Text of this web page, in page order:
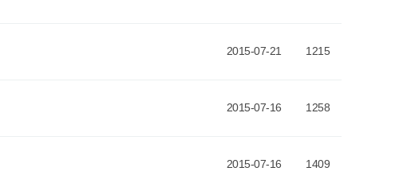
2015-07-21 1215
2015-07-16 1258
2015-07-16 1409